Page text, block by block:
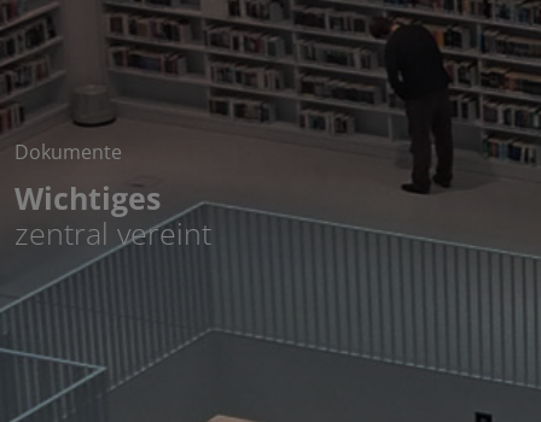
Dokumente
Wichtiges
zentral vereint